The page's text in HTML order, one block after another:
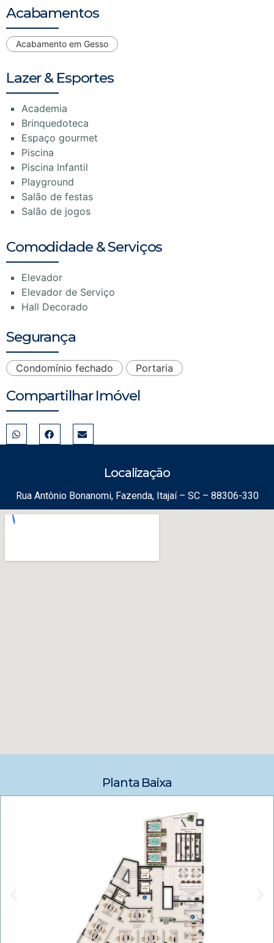
Acabamentos
Acabamento em Gesso
Lazer & Esportes
Academia
Brinquedoteca
Espaço gourmet
Piscina
Piscina Infantil
Playground
Salão de festas
Salão de jogos
Comodidade & Serviços
Elevador
Elevador de Serviço
Hall Decorado
Segurança
Condomínio fechado Portaria
Compartilhar Imóvel
Localização
Rua Antônio Bonanomi, Fazenda, Itajaí – SC – 88306-330
Planta Baixa